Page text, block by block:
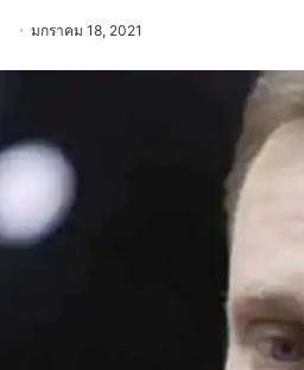
มกราคม 18, 2021